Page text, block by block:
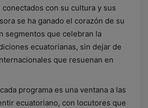
con su cultura y sus
se ha ganado el corazón de su
segmentos que celebran la
ecuatorianas, sin dejar de
que resuenan en
programa es una ventana a las
ecuatoriano, con locutores que